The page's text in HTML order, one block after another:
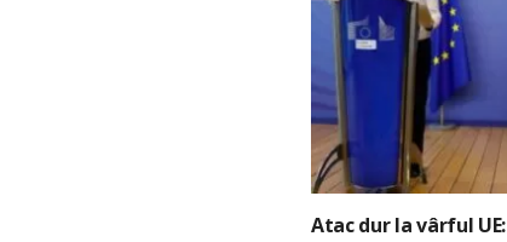
Atac dur la vârful UE: